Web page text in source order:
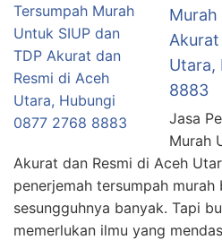
Murah
Utara,
8883
Jasa
Murah
Akurat dan Resmi di Aceh
penerjemah tersumpah murah
sesungguhnya banyak. Tapi
memerlukan ilmu yang